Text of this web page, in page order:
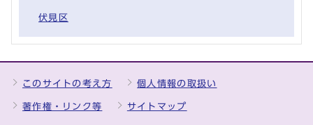
伏見区
このサイトの考え方 個人情報の取扱い
著作権・リンク等 サイトマップ